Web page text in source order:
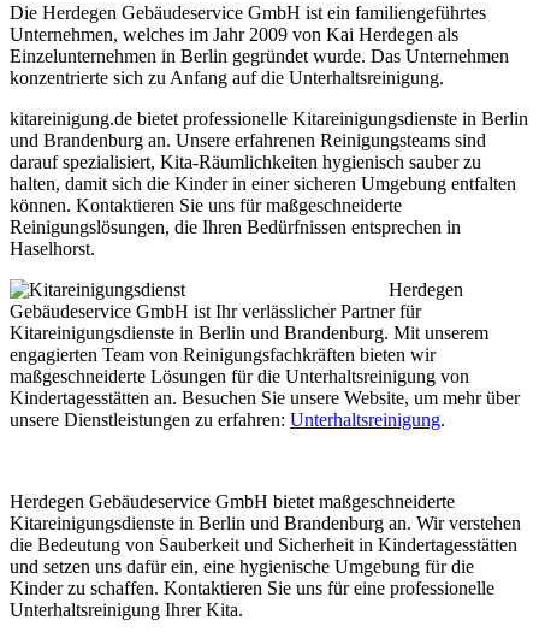
Die Herdegen Gebäudeservice GmbH ist ein familiengeführtes
Unternehmen, welches im Jahr 2009 von Kai Herdegen als
Einzelunternehmen in Berlin gegründet wurde. Das Unternehmen
konzentrierte sich zu Anfang auf die Unterhaltsreinigung.
kitareinigung.de bietet professionelle Kitareinigungsdienste in Berlin
und Brandenburg an. Unsere erfahrenen Reinigungsteams sind
darauf spezialisiert, Kita-Räumlichkeiten hygienisch sauber zu
halten, damit sich die Kinder in einer sicheren Umgebung entfalten
können. Kontaktieren Sie uns für maßgeschneiderte
Reinigungslösungen, die Ihren Bedürfnissen entsprechen in
Haselhorst.
Herdegen
Gebäudeservice GmbH ist Ihr verlässlicher Partner für
Kitareinigungsdienste in Berlin und Brandenburg. Mit unserem
engagierten Team von Reinigungsfachkräften bieten wir
maßgeschneiderte Lösungen für die Unterhaltsreinigung von
Kindertagesstätten an. Besuchen Sie unsere Website, um mehr über
unsere Dienstleistungen zu erfahren: Unterhaltsreinigung.
Herdegen Gebäudeservice GmbH bietet maßgeschneiderte
Kitareinigungsdienste in Berlin und Brandenburg an. Wir verstehen
die Bedeutung von Sauberkeit und Sicherheit in Kindertagesstätten
und setzen uns dafür ein, eine hygienische Umgebung für die
Kinder zu schaffen. Kontaktieren Sie uns für eine professionelle
Unterhaltsreinigung Ihrer Kita.